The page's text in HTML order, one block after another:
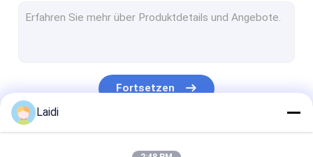
Fortsetzen
Laidi